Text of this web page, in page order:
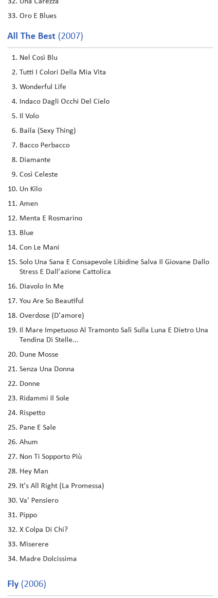
Oro E Blues
All The Best (2007)
Nel Così Blu
Tutti I Colori Della Mia Vita
Wonderful Life
Indaco Dagli Occhi Del Cielo
Il Volo
Baila (Sexy Thing)
Bacco Perbacco
Diamante
Così Celeste
Un Kilo
Amen
Menta E Rosmarino
Blue
Con Le Mani
Solo Una Sana E Consapevole Libidine Salva Il Giovane Dallo
Stress E Dall'azione Cattolica
Diavolo In Me
You Are So Beautiful
Overdose (D'amore)
Il Mare Impetuoso Al Tramonto Salì Sulla Luna E Dietro Una
Tendina Di Stelle...
Dune Mosse
Senza Una Donna
Donne
Ridammi Il Sole
Rispetto
Pane E Sale
Ahum
Non Ti Sopporto Più
Hey Man
It's All Right (La Promessa)
Va' Pensiero
Pippo
X Colpa Di Chi?
Miserere
Madre Dolcissima
Fly(2006)